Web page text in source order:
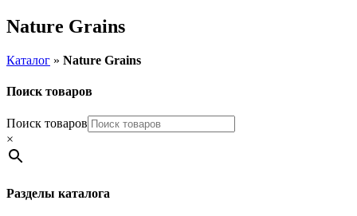
Nature Grains
Каталог » Nature Grains
Поиск товаров
Поиск товаров
×
Разделы каталога